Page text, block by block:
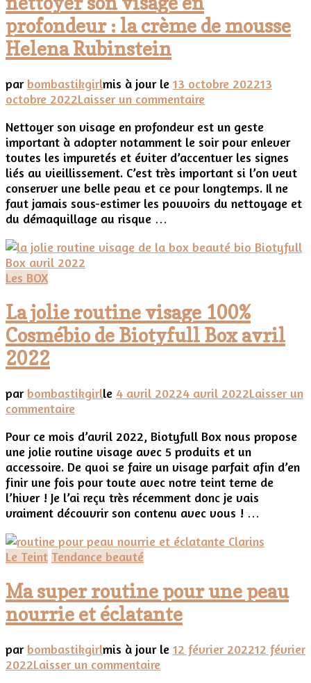
profondeur : la crème de mousse
Helena Rubinstein
par bombastikgirlmis à jour le 13 octobre 202213
octobre 2022Laisser un commentairesur
produit
d’exception
pour
nettoyer
son
visage
:
mousse
Helena
Rubinstein
Nettoyer son visage en profondeur est un geste
important à adopter notamment le soir pour enlever
toutes les impuretés et éviter d’accentuer les signes
liés au vieillissement. C’est très important si l’on veut
conserver une belle peau et ce pour longtemps. Il ne
faut jamais sous-estimer les pouvoirs du nettoyage et
du démaquillage au risque …
Les BOX
La jolie routine visage 100%
Cosmébio de Biotyfull Box avril
2022
par bombastikgirlle 4 avril 20224 avril 2022Laisser un
commentairesur
jolie
routine
visage
100%
Cosmébio
de
Box
avril
Pour ce mois d’avril 2022, Biotyfull Box nous propose
une jolie routine visage avec 5 produits et un
accessoire. De quoi se faire un visage parfait afin d’en
finir une fois pour toute avec notre teint terne de
l’hiver ! Je l’ai reçu très récemment donc je vais
vraiment découvrir son contenu avec vous ! …
Le Teint Tendance beauté
Ma super routine pour une peau
nourrie et éclatante
par bombastikgirlmis à jour le 12 février 202212 février
2022Laisser un commentairesur